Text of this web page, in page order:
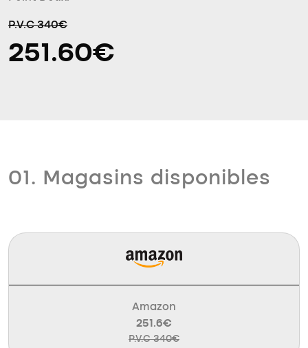
P.V.C 340€
251.60€
01. Magasins disponibles
Amazon
251.6€
P.V.C 340€